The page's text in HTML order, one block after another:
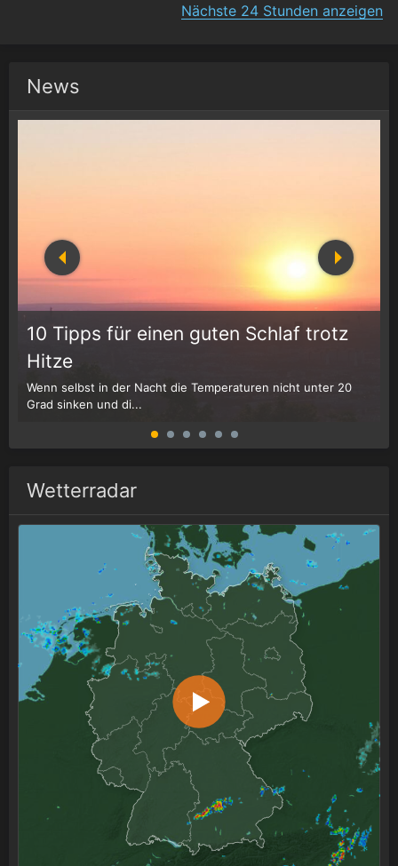
Nächste 24 Stunden anzeigen
News
10 Tipps für einen guten Schlaf trotz
Hitze
Wenn selbst in der Nacht die Temperaturen nicht unter 20
Grad sinken und di...
Wetterradar